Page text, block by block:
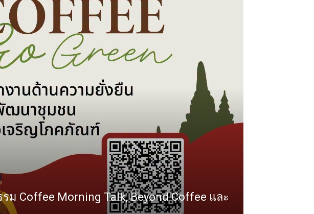
ม Coffee Morning Talk, Beyond Coffee และ